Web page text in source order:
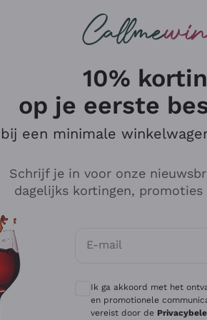
Antinori
Ca' del Bosco
10%
op je eerste
bij een minimale
Schrijf je in voor onze
dagelijks kortingen, promoties
E-mail
Optionele
Ik ga akkoord met het
en promotionele
vereist door de